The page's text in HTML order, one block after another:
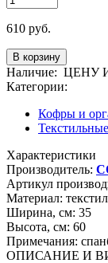
610 руб.
Наличие: ЦЕНУ
Категории:
Кофры и
Характеристики
Производитель:
Артикул
Материал:
Ширина, см: 35
Высота, см: 60
Примечания:
ОПИСАНИЕ И